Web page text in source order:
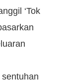
‘Tok